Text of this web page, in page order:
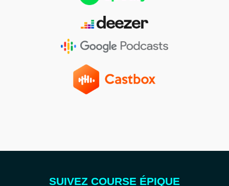
SUIVEZ COURSE ÉPIQUE